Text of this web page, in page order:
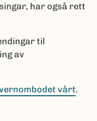
har også rett
til
av
vårt.